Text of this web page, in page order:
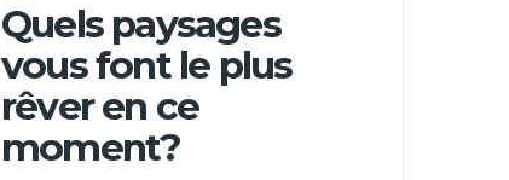
Quels paysages
vous font le plus
rêver en ce
moment?